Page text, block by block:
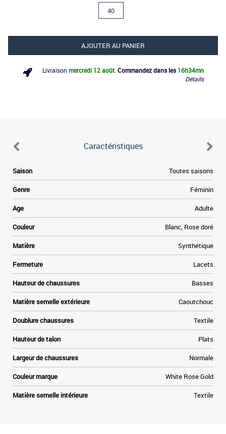
40
AJOUTER AU PANIER
Livraison mercredi 12 août. Commandez dans les 16h34mn
Détails
Caractéristiques
Saison Toutes saisons
Genre Féminin
Age Adulte
Couleur Blanc, Rose doré
Matière Synthétique
Fermeture Lacets
Hauteur de chaussures Basses
Matière semelle extérieure Caoutchouc
Doublure chaussures Textile
Hauteur de talon Plats
Largeur de chaussures Normale
Couleur marque White Rose Gold
Matière semelle intérieure Textile